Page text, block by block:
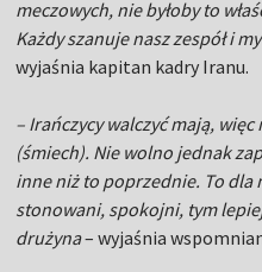
meczowych, nie byłoby to
Każdy szanuje nasz zespół i
wyjaśnia kapitan kadry Iranu.
– Irańczycy walczyć mają,
(śmiech). Nie wolno jednak
inne niż to poprzednie. To dla
stonowani, spokojni, tym
drużyna– wyjaśnia